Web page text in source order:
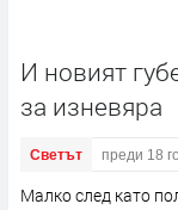
И новият
за изневяра
Светът преди 18
Малко след като